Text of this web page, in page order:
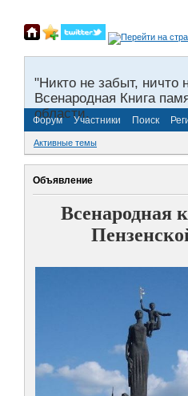
"Никто не забыт, ничто
Всенародная Книга
области.
Форум Участники Поиск
Активные темы
Объявление
Всенародная